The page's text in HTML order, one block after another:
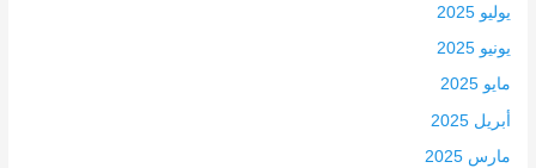
يوليو 2025
يونيو 2025
مايو 2025
أبريل 2025
مارس 2025